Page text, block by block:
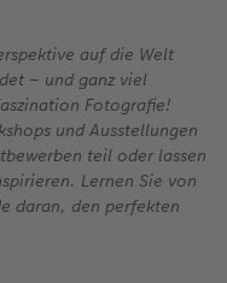
Finelineauf die Welt
– und ganz viel
Fotografie!
und Ausstellungen
teil oder lassen
Lernen Sie von
daran, den perfekten